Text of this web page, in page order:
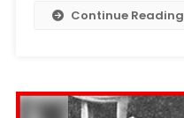
Continue Reading